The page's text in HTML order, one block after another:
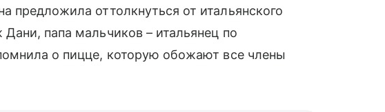
оттолкнуться от итальянского
папа мальчиков – итальянец по
о пицце, которую обожают все члены